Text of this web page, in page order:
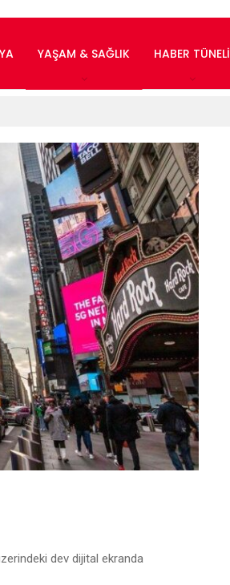
YAŞAM & SAĞLIK HABER TÜNELI
dev dijital ekranda